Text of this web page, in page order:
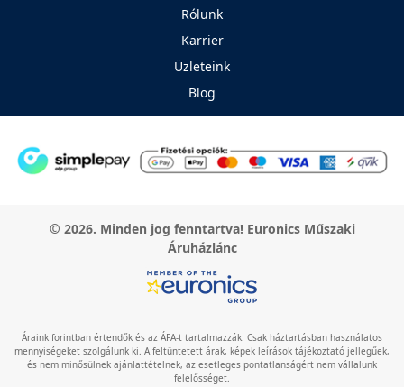
Rólunk
Karrier
Üzleteink
Blog
© 2026. Minden jog fenntartva! Euronics Műszaki
Áruházlánc
Áraink forintban értendők és az ÁFA-t tartalmazzák. Csak háztartásban használatos
mennyiségeket szolgálunk ki. A feltüntetett árak, képek leírások tájékoztató jellegűek,
és nem minősülnek ajánlattételnek, az esetleges pontatlanságért nem vállalunk
felelősséget.